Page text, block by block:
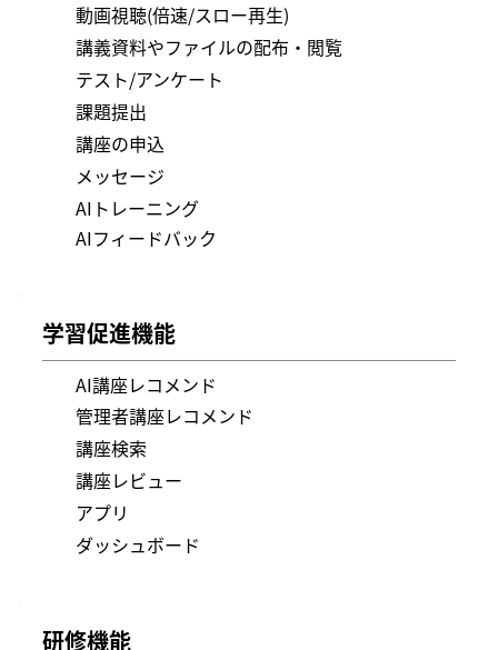
動画視聴(倍速/スロー再生)
講義資料やファイルの配布・閲覧
テスト/アンケート
課題提出
講座の申込
メッセージ
​AIトレーニング
​AIフィードバック
学習促進機能
AI講座レコメンド
管理者講座レコメンド
講座検索
講座レビュー
アプリ
ダッシュボード
研修機能